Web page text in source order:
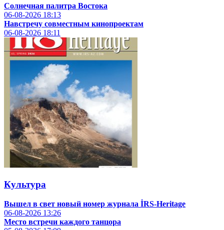
Солнечная палитра Востока
06-08-2026 18:13
Навстречу совместным кинопроектам
06-08-2026 18:11
Культура
Вышел в свет новый номер журнала İRS-Heritage
06-08-2026 13:26
Место встречи каждого танцора